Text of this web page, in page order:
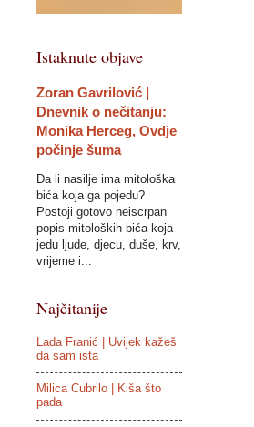
Istaknute objave
Zoran Gavrilović |
Dnevnik o nečitanju:
Monika Herceg, Ovdje
počinje šuma
Da li nasilje ima mitološka
bića koja ga pojedu?
Postoji gotovo neiscrpan
popis mitoloških bića koja
jedu ljude, djecu, duše, krv,
vrijeme i...
Najčitanije
Lada Franić | Uvijek kažeš
da sam ista
Milica Cubrilo | Kiša što
pada